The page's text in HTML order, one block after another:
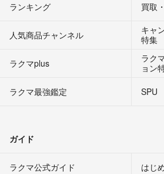
ランキング 買取
人気商品チャンネル
キャ
特集
ラクマplus
ラク
ョン
ラクマ最強鑑定
SPU
ガイド
ラクマ公式ガイド はじ